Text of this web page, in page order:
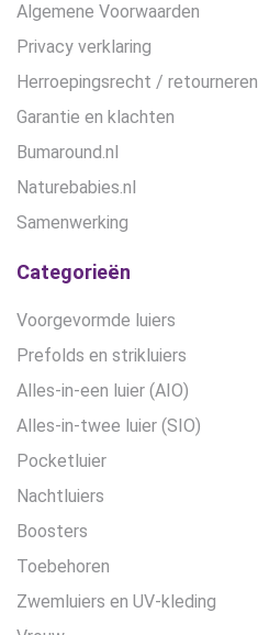
Algemene Voorwaarden
Privacy verklaring
Herroepingsrecht / retourneren
Garantie en klachten
Bumaround.nl
Naturebabies.nl
Samenwerking
Categorieën
Voorgevormde luiers
Prefolds en strikluiers
Alles-in-een luier (AIO)
Alles-in-twee luier (SIO)
Pocketluier
Nachtluiers
Boosters
Toebehoren
Zwemluiers en UV-kleding